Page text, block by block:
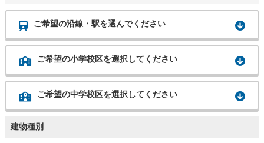
ご希望の沿線・駅を選んでください
ご希望の小学校区を選択してください
ご希望の中学校区を選択してください
建物種別